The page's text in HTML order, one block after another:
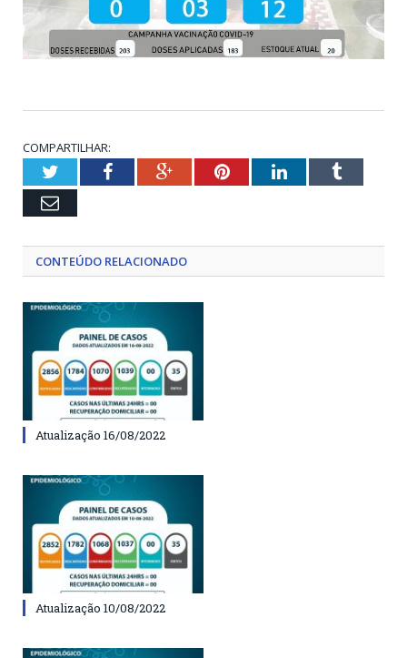
COMPARTILHAR:
TwitterFacebookGoogle+PinterestLinkedInTumblr
Email
CONTEÚDO RELACIONADO
Atualização 16/08/2022
Atualização 10/08/2022